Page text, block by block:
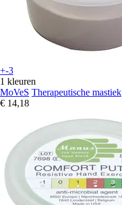
+-3
1 kleuren
MoVeS Therapeutische mastiek
€ 14,18